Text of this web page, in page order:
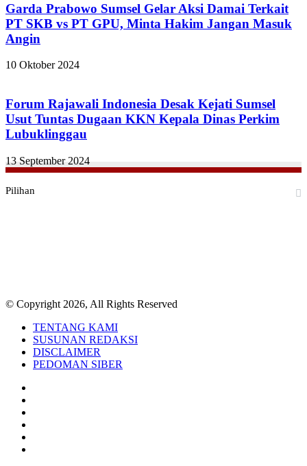
Garda Prabowo Sumsel Gelar Aksi Damai Terkait
PT SKB vs PT GPU, Minta Hakim Jangan Masuk
Angin
10 Oktober 2024
Forum Rajawali Indonesia Desak Kejati Sumsel
Usut Tuntas Dugaan KKN Kepala Dinas Perkim
Lubuklinggau
13 September 2024
Pilihan
© Copyright 2026, All Rights Reserved
TENTANG KAMI
SUSUNAN REDAKSI
DISCLAIMER
PEDOMAN SIBER